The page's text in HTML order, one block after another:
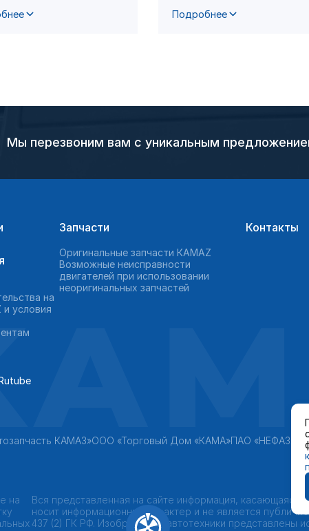
Подробнее
Мы перезвоним вам с уникальным
на
и условия
Запчасти
Оригинальные запчасти КAMAZ
Возможные неисправности
двигателей при использовании
неоригинальных запчастей
Контакты
КАМАЗ»ООО «Торговый Дом «КАМА»ПАО «НЕФАЗ»
на
Вся представленная на сайте информация, касающаяся
носит информационный характер и не является
437 (2) ГК РФ. Изображения автотехники представлены